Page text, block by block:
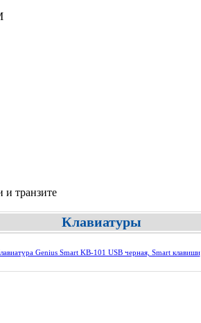
и транзите
Клавиатуры
Genius Smart KB-101 USB черная, Smart клавиши